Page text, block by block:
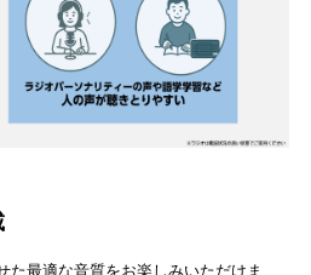
た最適な音質をお楽しみいただけま